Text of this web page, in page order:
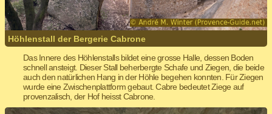
Höhlenstall der Bergerie Cabrone
Das Innere des Höhlenstalls bildet eine grosse Halle, dessen Boden
schnell ansteigt. Dieser Stall beherbergte Schafe und Ziegen, die beide
auch den natürlichen Hang in der Höhle begehen konnten. Für Ziegen
wurde eine Zwischenplattform gebaut. Cabre bedeutet Ziege auf
provenzalisch, der Hof heisst Cabrone.